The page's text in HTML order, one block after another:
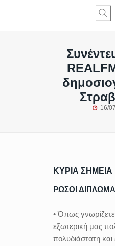
16/
ΚΥΡΙΑ ΣΗΜΕΙΑ
ΡΩΣΟΙ
• Όπως
εξωτερική μας
πολυδιάστατη